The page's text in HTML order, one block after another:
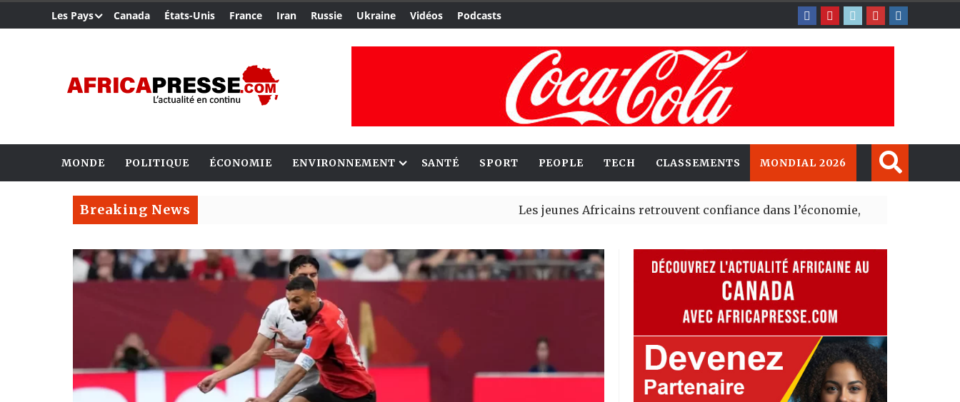
Les Pays Canada États-Unis France Iran Russie Ukraine Vidéos Podcasts
MONDE POLITIQUE ÉCONOMIE ENVIRONNEMENT SANTÉ SPORT PEOPLE TECH CLASSEMENTS MONDIAL 2026
Breaking News Les jeunes Africains retrouvent confiance dans l’économie, mais trois grands